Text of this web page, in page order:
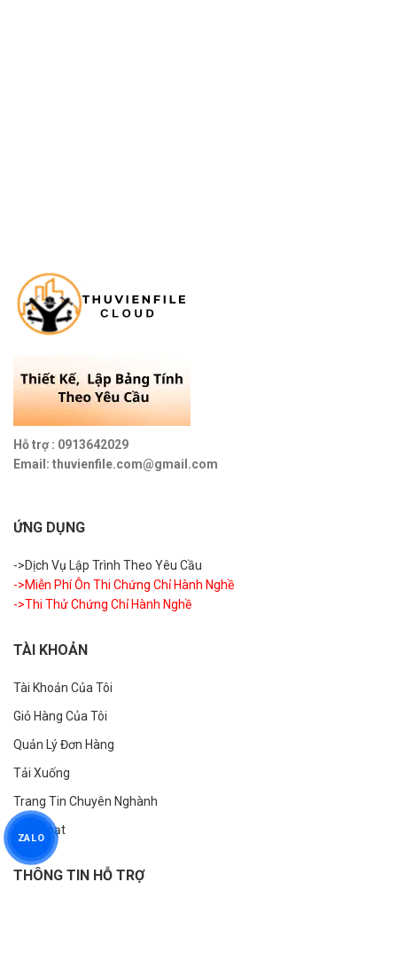
Hỗ trợ : 0913642029
Email: thuvienfile.com@gmail.com
ỨNG DỤNG
->Dịch Vụ Lập Trình Theo Yêu Cầu
->Miễn Phí Ôn Thi Chứng Chỉ Hành Nghề
->Thi Thử Chứng Chỉ Hành Nghề
TÀI KHOẢN
Tài Khoản Của Tôi
Giỏ Hàng Của Tôi
Quản Lý Đơn Hàng
Tải Xuống
Trang Tin Chuyên Nghành
Kích Hoạt
THÔNG TIN HỖ TRỢ
ZALO